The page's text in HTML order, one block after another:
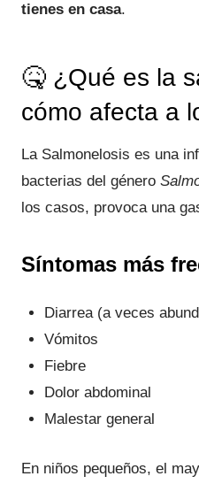
tienes en casa.
🤒 ¿Qué es la
cómo afecta a
La Salmonelosis es una
bacterias del género
los casos, provoca una
Síntomas más
Diarrea (a veces
Vómitos
Fiebre
Dolor abdominal
Malestar general
En niños pequeños, el